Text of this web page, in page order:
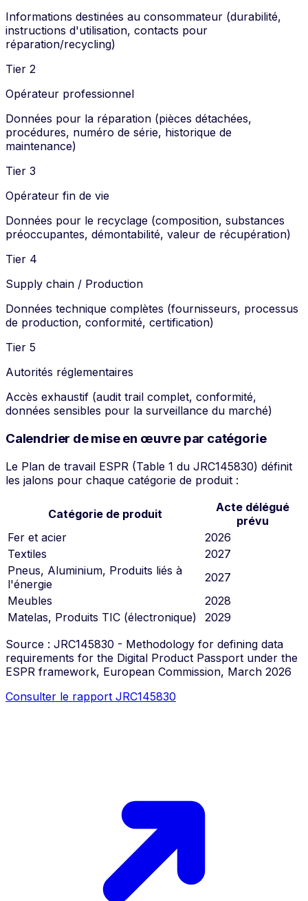
Informations destinées au consommateur (durabilité,
instructions d'utilisation, contacts pour
réparation/recycling)
Tier 2
Opérateur professionnel
Données pour la réparation (pièces détachées,
procédures, numéro de série, historique de
maintenance)
Tier 3
Opérateur fin de vie
Données pour le recyclage (composition, substances
préoccupantes, démontabilité, valeur de récupération)
Tier 4
Supply chain / Production
Données technique complètes (fournisseurs, processus
de production, conformité, certification)
Tier 5
Autorités réglementaires
Accès exhaustif (audit trail complet, conformité,
données sensibles pour la surveillance du marché)
Calendrier de mise en œuvre par catégorie
Le Plan de travail ESPR (Table 1 du JRC145830) définit
les jalons pour chaque catégorie de produit :
Catégorie de produit
Acte délégué
prévu
Fer et acier
2026
Textiles
2027
Pneus, Aluminium, Produits liés à
l'énergie
2027
Meubles
2028
Matelas, Produits TIC (électronique)
2029
Source : JRC145830 - Methodology for defining data
requirements for the Digital Product Passport under the
ESPR framework, European Commission, March 2026
Consulter le rapport JRC145830